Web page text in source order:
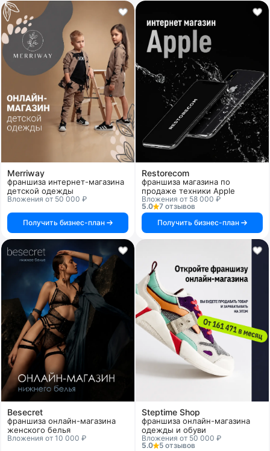
Merriway
франшиза интернет-магазина
детской одежды
Вложения от 50 000 ₽
Получить бизнес-план
Restorecom
франшиза магазина по
продаже техники Apple
Вложения от 58 000 ₽
5.0
7 отзывов
Получить бизнес-план
Besecret
франшиза онлайн-магазина
женского белья
Вложения от 10 000 ₽
Steptime Shop
франшиза онлайн-магазина
одежды и обуви
Вложения от 50 000 ₽
5.0
5 отзывов